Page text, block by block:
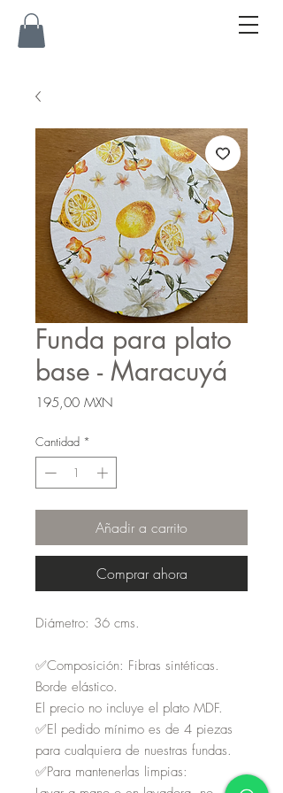
Funda para plato
base - Maracuyá
195,00 MXN
Cantidad *
Añadir a carrito
Comprar ahora
Diámetro: 36 cms.
✅Composición: Fibras sintéticas.
Borde elástico.
El precio no incluye el plato MDF.
✅El pedido mínimo es de 4 piezas
para cualquiera de nuestras fundas.
✅Para mantenerlas limpias: